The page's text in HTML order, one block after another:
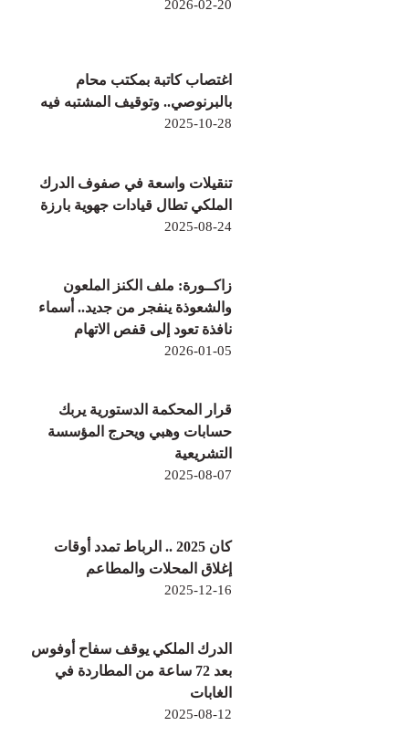
2026-02-20
اغتصاب كاتبة بمكتب محام
بالبرنوصي.. وتوقيف المشتبه فيه
2025-10-28
تنقيلات واسعة في صفوف الدرك
الملكي تطال قيادات جهوية بارزة
2025-08-24
زاكــورة: ملف الكنز الملعون
والشعوذة ينفجر من جديد.. أسماء
نافذة تعود إلى قفص الاتهام
2026-01-05
قرار المحكمة الدستورية يربك
حسابات وهبي ويحرج المؤسسة
التشريعية
2025-08-07
كان 2025 .. الرباط تمدد أوقات
إغلاق المحلات والمطاعم
2025-12-16
الدرك الملكي يوقف سفاح أوفوس
بعد 72 ساعة من المطاردة في
الغابات
2025-08-12